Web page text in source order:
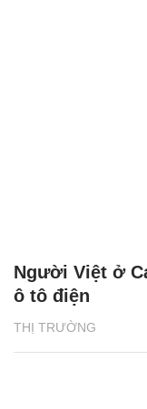
THỊ TRƯỜNG
Người Việt ở
ô tô điện